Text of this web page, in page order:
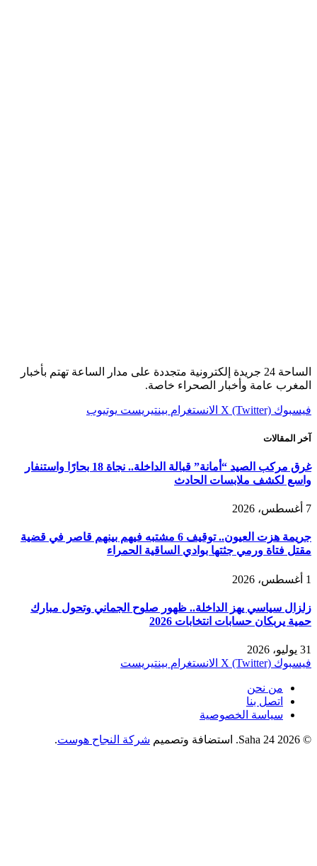
الساحة 24 جريدة إلكترونية متجددة على مدار الساعة تهتم بأخبار
المغرب عامة وأخبار الصحراء خاصة.
فيسبوك X (Twitter) الانستغرام بينتيريست يوتيوب
آخر المقالات
غرق مركب الصيد “أمانة” قبالة الداخلة.. نجاة 18 بحارًا واستنفار
واسع لكشف ملابسات الحادث
7 أغسطس، 2026
جريمة هزت العيون.. توقيف 6 مشتبه فيهم بينهم قاصر في قضية
مقتل فتاة ورمي جثتها بوادي الساقية الحمراء
1 أغسطس، 2026
زلزال سياسي يهز الداخلة.. ظهور صلوح الجماني وتحول مبارك
حمية يربكان حسابات انتخابات 2026
31 يوليو، 2026
فيسبوك X (Twitter) الانستغرام بينتيريست
من نحن
اتصل بنا
سياسة الخصوصية
© 2026 Saha 24. استضافة وتصميم شركة النجاح هوست.